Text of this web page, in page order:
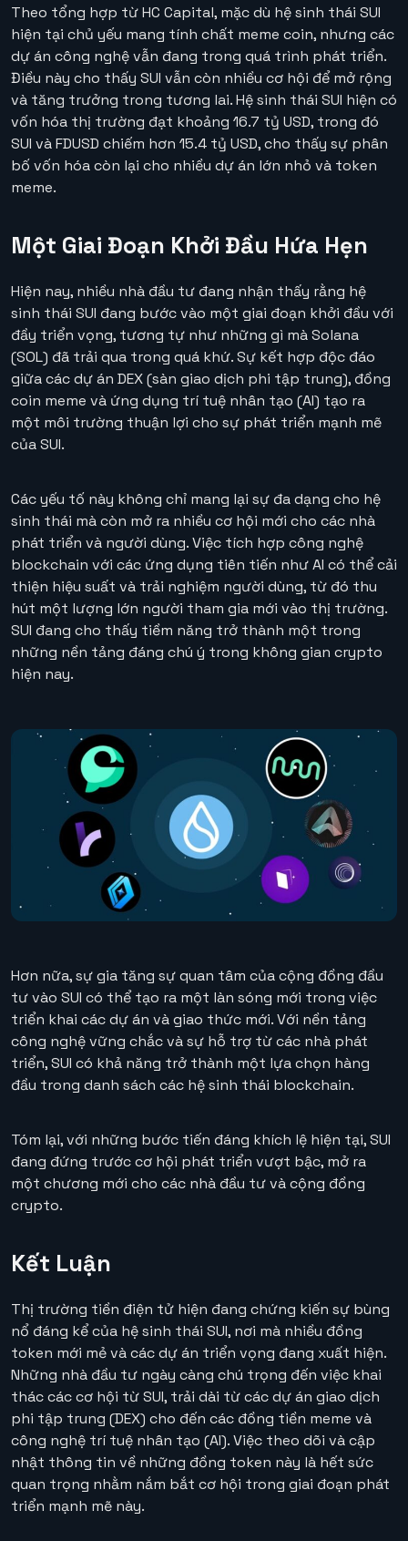
Theo tổng hợp từ HC Capital, mặc dù hệ sinh thái SUI
hiện tại chủ yếu mang tính chất meme coin, nhưng các
dự án công nghệ vẫn đang trong quá trình phát triển.
Điều này cho thấy SUI vẫn còn nhiều cơ hội để mở rộng
và tăng trưởng trong tương lai. Hệ sinh thái SUI hiện có
vốn hóa thị trường đạt khoảng 16.7 tỷ USD, trong đó
SUI và FDUSD chiếm hơn 15.4 tỷ USD, cho thấy sự phân
bố vốn hóa còn lại cho nhiều dự án lớn nhỏ và token
meme.
Một Giai Đoạn Khởi Đầu Hứa Hẹn
Hiện nay, nhiều nhà đầu tư đang nhận thấy rằng hệ
sinh thái SUI đang bước vào một giai đoạn khởi đầu với
đầy triển vọng, tương tự như những gì mà Solana
(SOL) đã trải qua trong quá khứ. Sự kết hợp độc đáo
giữa các dự án DEX (sàn giao dịch phi tập trung), đồng
coin meme và ứng dụng trí tuệ nhân tạo (AI) tạo ra
một môi trường thuận lợi cho sự phát triển mạnh mẽ
của SUI.
Các yếu tố này không chỉ mang lại sự đa dạng cho hệ
sinh thái mà còn mở ra nhiều cơ hội mới cho các nhà
phát triển và người dùng. Việc tích hợp công nghệ
blockchain với các ứng dụng tiên tiến như AI có thể cải
thiện hiệu suất và trải nghiệm người dùng, từ đó thu
hút một lượng lớn người tham gia mới vào thị trường.
SUI đang cho thấy tiềm năng trở thành một trong
những nền tảng đáng chú ý trong không gian crypto
hiện nay.
Hơn nữa, sự gia tăng sự quan tâm của cộng đồng đầu
tư vào SUI có thể tạo ra một làn sóng mới trong việc
triển khai các dự án và giao thức mới. Với nền tảng
công nghệ vững chắc và sự hỗ trợ từ các nhà phát
triển, SUI có khả năng trở thành một lựa chọn hàng
đầu trong danh sách các hệ sinh thái blockchain.
Tóm lại, với những bước tiến đáng khích lệ hiện tại, SUI
đang đứng trước cơ hội phát triển vượt bậc, mở ra
một chương mới cho các nhà đầu tư và cộng đồng
crypto.
Kết Luận
Thị trường tiền điện tử hiện đang chứng kiến sự bùng
nổ đáng kể của hệ sinh thái SUI, nơi mà nhiều đồng
token mới mẻ và các dự án triển vọng đang xuất hiện.
Những nhà đầu tư ngày càng chú trọng đến việc khai
thác các cơ hội từ SUI, trải dài từ các dự án giao dịch
phi tập trung (DEX) cho đến các đồng tiền meme và
công nghệ trí tuệ nhân tạo (AI). Việc theo dõi và cập
nhật thông tin về những đồng token này là hết sức
quan trọng nhằm nắm bắt cơ hội trong giai đoạn phát
triển mạnh mẽ này.